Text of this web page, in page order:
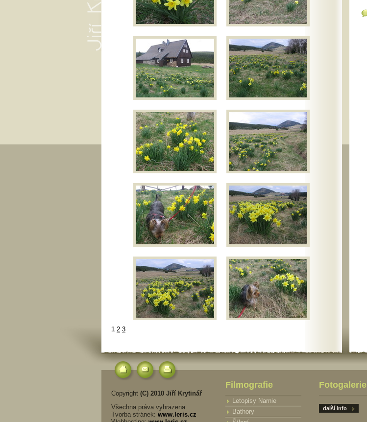
1 2 3
Copyright (C) 2010 Jiří Krytinář
Všechna práva vyhrazena
Tvorba stránek: www.leris.cz
Fotogalerie
další info
Filmografie
Letopisy Narnie
Bathory